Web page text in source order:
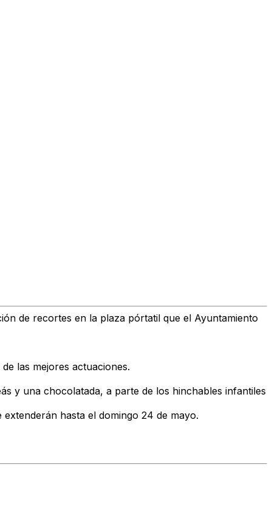
de recortes en la plaza pórtatil que el Ayuntamiento
las mejores actuaciones.
y una chocolatada, a parte de los hinchables infantiles
hasta el domingo 24 de mayo.